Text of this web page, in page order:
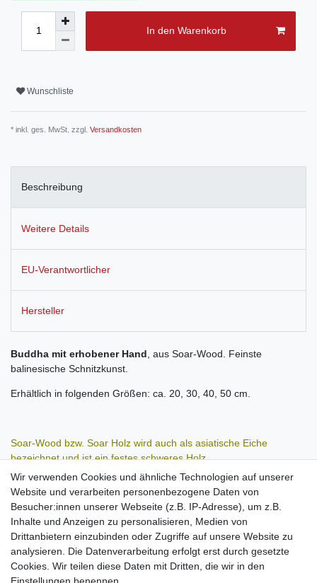
In den Warenkorb
Wunschliste
* inkl. ges. MwSt. zzgl. Versandkosten
Beschreibung
Weitere Details
EU-Verantwortlicher
Hersteller
Buddha mit erhobener Hand, aus Soar-Wood. Feinste
balinesische Schnitzkunst.
Erhältlich in folgenden Größen: ca. 20, 30, 40, 50 cm.
Soar-Wood bzw. Soar Holz wird auch als asiatische Eiche
bezeichnet und ist ein festes schweres Holz.
Bei diesem Artikel handelt es sich um ein handgeschnitztes Unikat
aus Holz. Daher können leichte
Abweichungen vom abgebildeten Produkt in Form, Farbe und
Größe vorkommen, was keinen
Reklamationsgrund darstellt, sondern die Einzigartigkeit des
Produktes unterstreicht.
Wir verwenden Cookies und ähnliche Technologien auf unserer
Website und verarbeiten personenbezogene Daten von
Besucher:innen unserer Webseite (z.B. IP-Adresse), um z.B.
Inhalte und Anzeigen zu personalisieren, Medien von
Drittanbietern einzubinden oder Zugriffe auf unsere Website zu
analysieren. Die Datenverarbeitung erfolgt erst durch gesetzte
Cookies. Wir teilen diese Daten mit Dritten, die wir in den